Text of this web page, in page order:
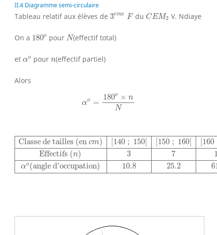
II.4 Diagramme semi-circulaire
Tableau relatif aux élèves de 3eme F
3em eFdu CEM2
CEM2 V. Ndiaye
On a 180o
180 opour N
N(effectif total)
et αo
αo pour n
n(effectif partiel)
Alors
αo =
180o × n
N
180o× n N
Classe de tailles (en cm) 140 ; 150[ 150 ; 160[ 160
Effectifs (n) 3 7
αo(angle d'occupation) 10.8 25.2
Classe de tailles (encm)[140;150[[150;160[[160;